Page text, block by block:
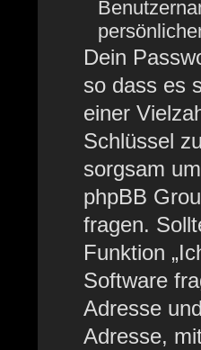
Dein
so dass es
einer
Schlüssel
sorgsam
phpBB
fragen.
Funktion
Software
Adresse
Adresse,